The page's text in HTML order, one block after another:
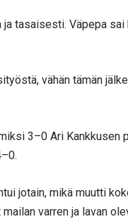
tasaisesti. Väpepa
vähän tämän
3–0 Ari Kankkusen
jotain, mikä muutti
varren ja lavan